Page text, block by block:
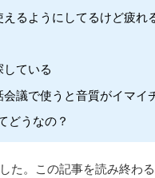
るようにしてるけど疲れ
ている
議で使うと音質がイマイ
どうなの？
た。この記事を読み終わ